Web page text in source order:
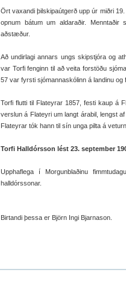
Ört vaxandi þilskipaútgerð upp úr miðri
opnum bátum um aldaraðir. Menntaðir
aðstæður.
Að undirlagi annars ungs skipstjóra og
var Torfi fenginn til að veita forstöðu
57 var fyrsti sjómannaskólinn á landinu
Torfi flutti til Flateyrar 1857, festi kaup á
verslun á Flateyri um langt árabil, lengst
Flateyrar tók hann til sín unga pilta á
Torfi Halldórsson lést 23. september
Upphaflega í Morgunblaðinu
halldórssonar.
Birtandi þessa er Björn Ingi Bjarnason.